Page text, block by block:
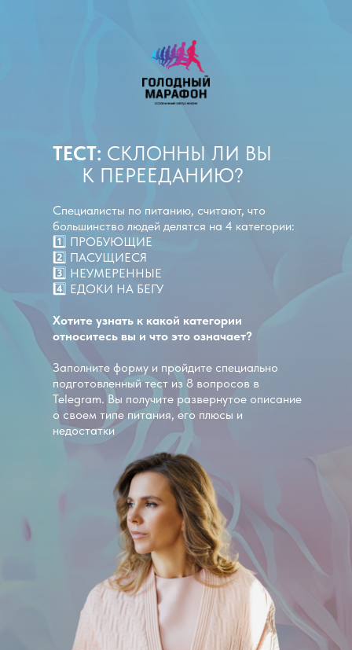
ТЕСТ: СКЛОННЫ ЛИ ВЫ
К ПЕРЕЕДАНИЮ?
Специалисты по питанию, считают, что
большинство людей делятся на 4 категории:
1️⃣ ПРОБУЮЩИЕ
2️⃣ ПАСУЩИЕСЯ
3️⃣ НЕУМЕРЕННЫЕ
4️⃣ ЕДОКИ НА БЕГУ
Хотите узнать к какой категории
относитесь вы и что это означает?
Заполните форму и пройдите специально
подготовленный тест из 8 вопросов в
Telegram. Вы получите развернутое описание
о своем типе питания, его плюсы и
недостатки